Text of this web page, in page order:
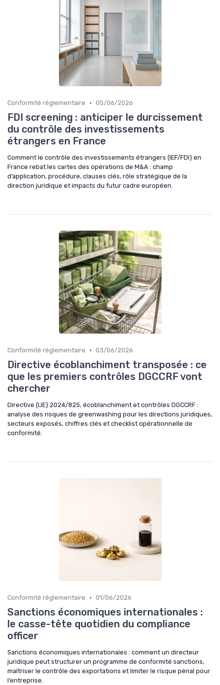
Conformité réglementaire • 05/06/2026
FDI screening : anticiper le durcissement
du contrôle des investissements
étrangers en France
Comment le contrôle des investissements étrangers (IEF/FDI) en
France rebat les cartes des opérations de M&A : champ
d’application, procédure, clauses clés, rôle stratégique de la
direction juridique et impacts du futur cadre européen.
Conformité réglementaire • 03/06/2026
Directive écoblanchiment transposée : ce
que les premiers contrôles DGCCRF vont
chercher
Directive (UE) 2024/825, écoblanchiment et contrôles DGCCRF :
analyse des risques de greenwashing pour les directions juridiques,
secteurs exposés, chiffres clés et checklist opérationnelle de
conformité.
Conformité réglementaire • 01/06/2026
Sanctions économiques internationales :
le casse-tête quotidien du compliance
officer
Sanctions économiques internationales : comment un directeur
juridique peut structurer un programme de conformité sanctions,
maîtriser le contrôle des exportations et limiter le risque pénal pour
l’entreprise.